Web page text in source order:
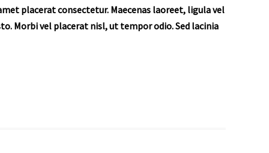
placerat consectetur. Maecenas laoreet, ligula vel
Morbi vel placerat nisl, ut tempor odio. Sed lacinia